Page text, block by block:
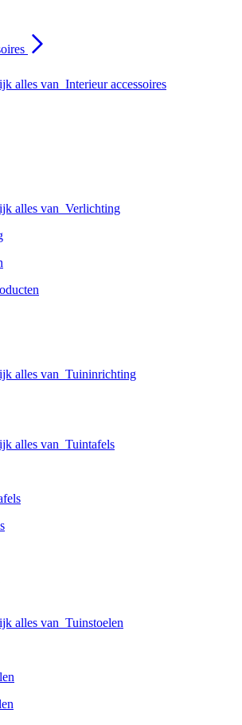
alles van Interieur accessoires
alles van Verlichting
alles van Tuininrichting
alles van Tuintafels
alles van Tuinstoelen